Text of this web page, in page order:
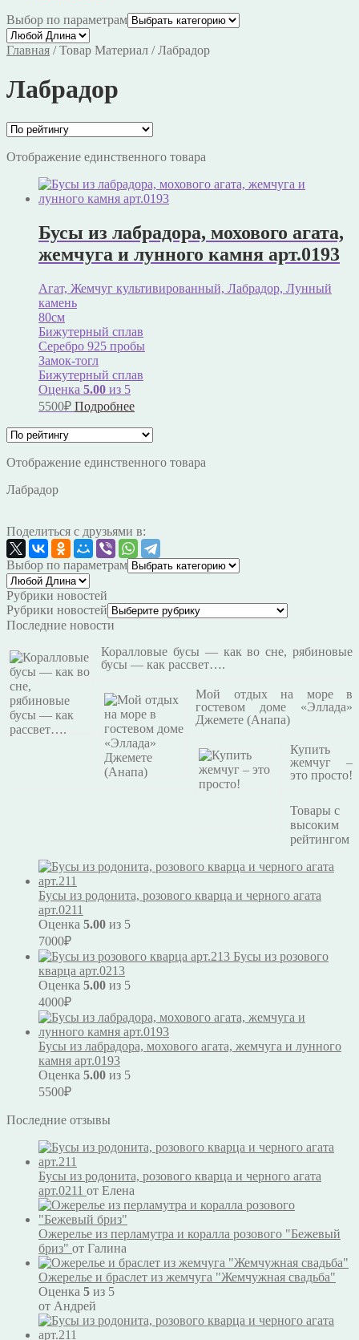
Выбор по параметрам
Главная /Товар Материал /Лабрадор
Лабрадор
Отображение единственного товара
Бусы из лабрадора, мохового агата,
жемчуга и лунного камня арт.0193
Агат, Жемчуг культивированный, Лабрадор, Лунный
камень
80см
Бижутерный сплав
Серебро 925 пробы
Замок-тогл
Бижутерный сплав
Оценка 5.00 из 5
5500₽ Подробнее
Отображение единственного товара
Лабрадор
Поделиться с друзьями в:
Выбор по параметрам
Рубрики новостей
Рубрики новостей
Последние новости
Коралловые бусы — как во сне, рябиновые
бусы — как рассвет….
Мой отдых на море в
гостевом доме «Эллада»
Джемете (Анапа)
Купить
жемчуг –
это просто!
Товары с
высоким
рейтингом
Бусы из родонита, розового кварца и черного агата
арт.0211
Оценка 5.00 из 5
7000₽
Бусы из розового
кварца арт.0213
Оценка 5.00 из 5
4000₽
Бусы из лабрадора, мохового агата, жемчуга и лунного
камня арт.0193
Оценка 5.00 из 5
5500₽
Последние отзывы
Бусы из родонита, розового кварца и черного агата
арт.0211 от Елена
Ожерелье из перламутра и коралла розового "Бежевый
бриз" от Галина
Ожерелье и браслет из жемчуга "Жемчужная свадьба"
Оценка 5 из 5
от Андрей